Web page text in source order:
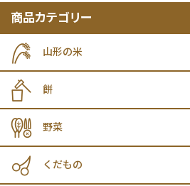
商品カテゴリー
山形の米
餅
野菜
くだもの